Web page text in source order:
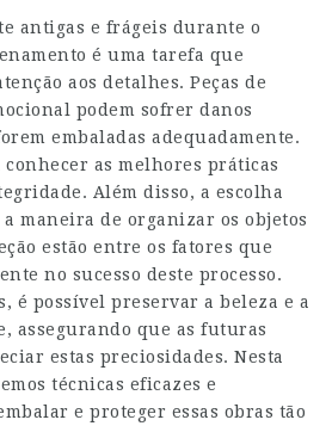
antigas e frágeis durante o
é uma tarefa que
aos detalhes. Peças de
podem sofrer danos
embaladas adequadamente.
as melhores práticas
Além disso, a escolha
maneira de organizar os objetos
estão entre os fatores que
no sucesso deste processo.
é possível preservar a beleza e a
assegurando que as futuras
estas preciosidades. Nesta
técnicas eficazes e
e proteger essas obras tão